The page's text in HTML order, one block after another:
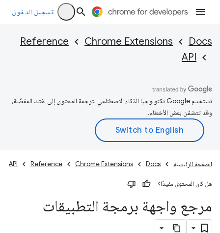
تسجيل الدخول
Docs
Chrome Extensions
Reference
API
تستخدم Google تكنولوجيا الذكاء الاصطناعي لترجمة المحتوى إلى لغتك المفضّلة،
وقد تتضمّن بعض الأخطاء.
الصفحة الرئيسية Docs
Chrome Extensions
Reference
API
هل كان المحتوى مفيدًا؟
مرجع واجهة برمجة التطبيقات